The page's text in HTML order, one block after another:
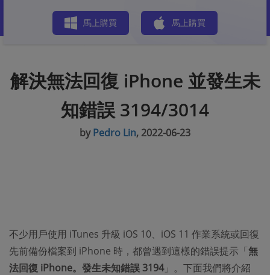
馬上購買 馬上購買
解決無法回復 iPhone 並發生未
知錯誤 3194/3014
byPedro Lin, 2022-06-23
不少用戶使用 iTunes 升級 iOS 10、iOS 11 作業系統或回復
先前備份檔案到 iPhone 時，都曾遇到這樣的錯誤提示「無
法回復 iPhone。發生未知錯誤 3194」。下面我們將介紹